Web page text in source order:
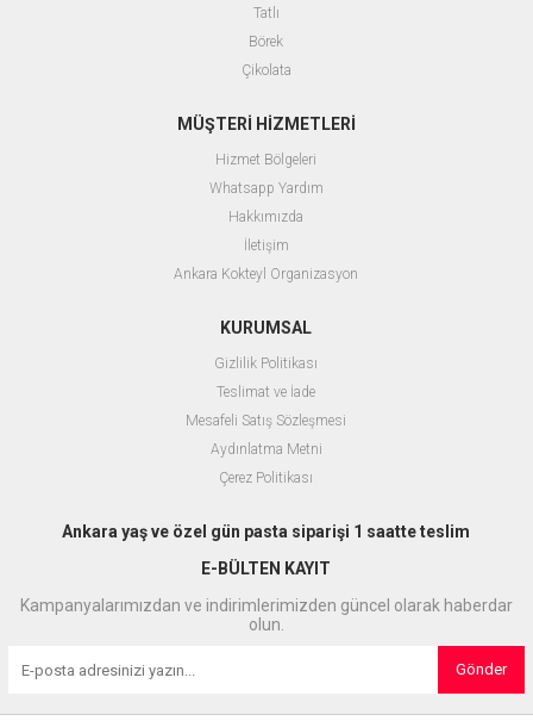
Tatlı
Börek
Çikolata
MÜŞTERİ HİZMETLERİ
Hizmet Bölgeleri
Whatsapp Yardım
Hakkımızda
İletişim
Ankara Kokteyl Organizasyon
KURUMSAL
Gizlilik Politikası
Teslimat ve İade
Mesafeli Satış Sözleşmesi
Aydınlatma Metni
Çerez Politikası
Ankara yaş ve özel gün pasta siparişi 1 saatte teslim
E-BÜLTEN KAYIT
Kampanyalarımızdan ve indirimlerimizden güncel olarak haberdar
olun.
Gönder